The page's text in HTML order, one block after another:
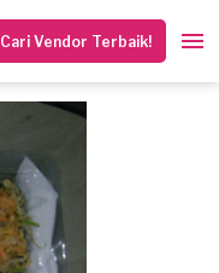
Cari Vendor Terbaik!